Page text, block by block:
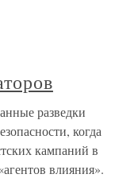
разведки
когда
кампаний в
влияния».